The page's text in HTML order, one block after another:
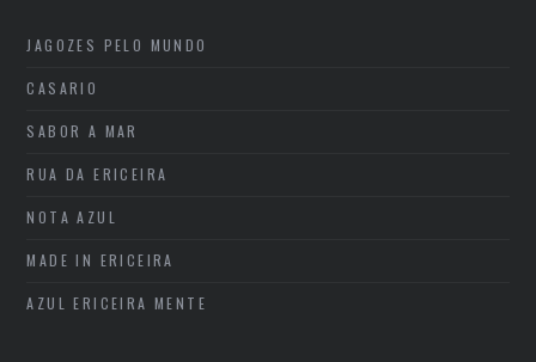
JAGOZES PELO MUNDO
CASARIO
SABOR A MAR
RUA DA ERICEIRA
NOTA AZUL
MADE IN ERICEIRA
AZUL ERICEIRA MENTE